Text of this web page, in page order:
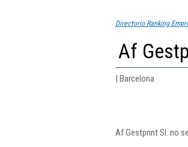
Directorio Ranking
Af
| Barcelona
Af Gestprint Sl. no